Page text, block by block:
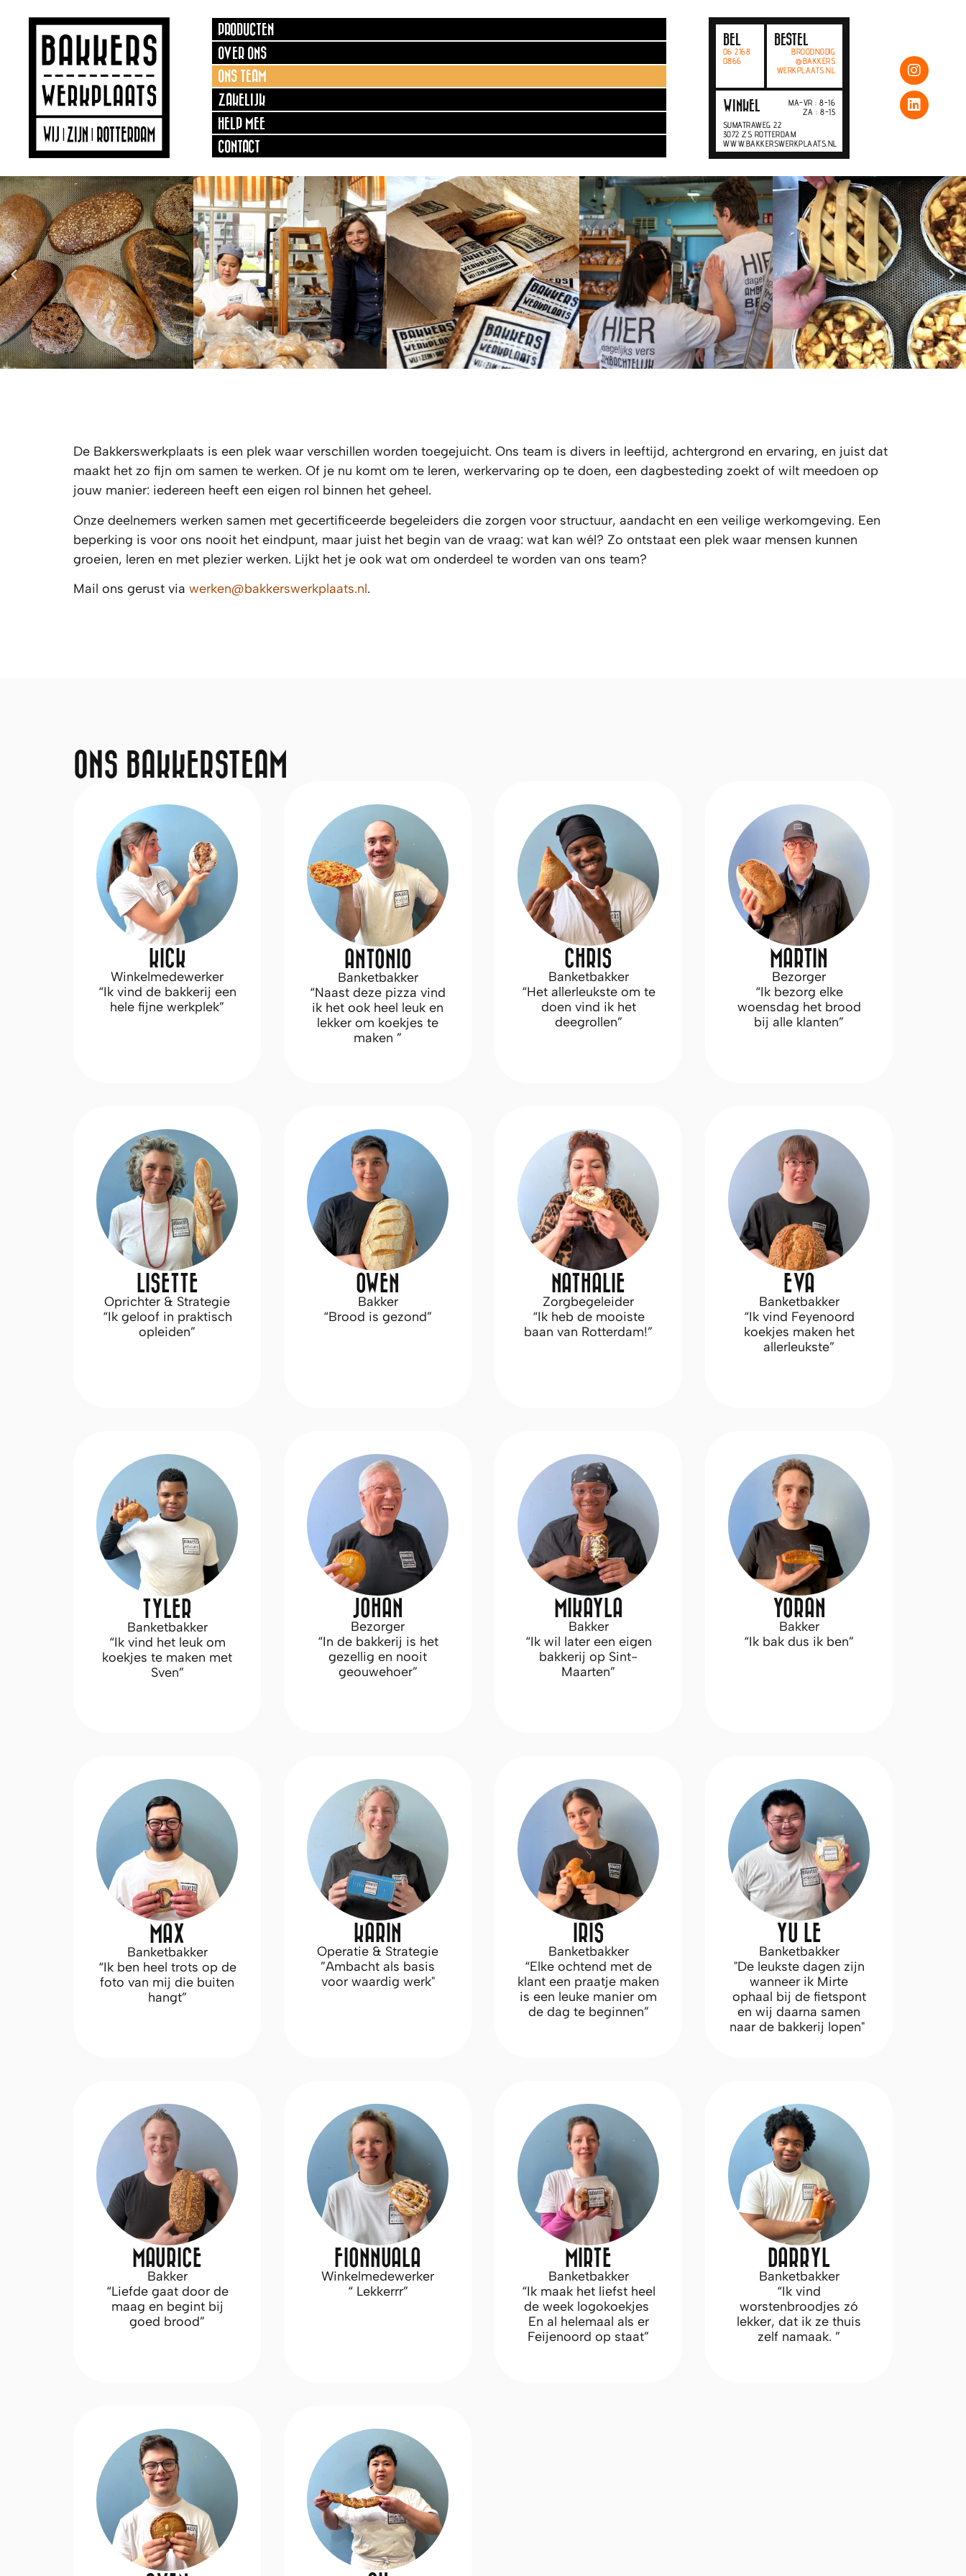
PRODUCTEN
OVER ONS
ONS TEAM
ZAKELIJK
HELP MEE
CONTACT
BEL
06 2168
0866
BESTEL
BROODNODIG
@BAKKERS
WERKPLAATS.NL
WINKEL
MA-VR : 8-16
ZA : 8-15
SUMATRAWEG 22
3072 ZS ROTTERDAM
WWW.BAKKERSWERKPLAATS.NL
De Bakkerswerkplaats is een plek waar verschillen worden toegejuicht. Ons team is divers in leeftijd, achtergrond en ervaring, en juist dat
maakt het zo fijn om samen te werken. Of je nu komt om te leren, werkervaring op te doen, een dagbesteding zoekt of wilt meedoen op
jouw manier: iedereen heeft een eigen rol binnen het geheel.
Onze deelnemers werken samen met gecertificeerde begeleiders die zorgen voor structuur, aandacht en een veilige werkomgeving. Een
beperking is voor ons nooit het eindpunt, maar juist het begin van de vraag: wat kan wél? Zo ontstaat een plek waar mensen kunnen
groeien, leren en met plezier werken. Lijkt het je ook wat om onderdeel te worden van ons team?
Mail ons gerust via werken@bakkerswerkplaats.nl.
ONS BAKKERSTEAM
KICK
Winkelmedewerker
“Ik vind de bakkerij een
hele fijne werkplek”
ANTONIO
Banketbakker
“Naast deze pizza vind
ik het ook heel leuk en
lekker om koekjes te
maken ”
CHRIS
Banketbakker
“Het allerleukste om te
doen vind ik het
deegrollen”
MARTIN
Bezorger
“Ik bezorg elke
woensdag het brood
bij alle klanten”
LISETTE
Oprichter & Strategie
“Ik geloof in praktisch
opleiden”
OWEN
Bakker
“Brood is gezond”
NATHALIE
Zorgbegeleider
“Ik heb de mooiste
baan van Rotterdam!”
EVA
Banketbakker
“Ik vind Feyenoord
koekjes maken het
allerleukste”
TYLER
Banketbakker
“Ik vind het leuk om
koekjes te maken met
Sven”
JOHAN
Bezorger
“In de bakkerij is het
gezellig en nooit
geouwehoer”
MIKAYLA
Bakker
“Ik wil later een eigen
bakkerij op Sint-
Maarten”
YORAN
Bakker
“Ik bak dus ik ben”
MAX
Banketbakker
“Ik ben heel trots op de
foto van mij die buiten
hangt”
KARIN
Operatie & Strategie
”Ambacht als basis
voor waardig werk"
IRIS
Banketbakker
“Elke ochtend met de
klant een praatje maken
is een leuke manier om
de dag te beginnen”
YU LE
Banketbakker
"De leukste dagen zijn
wanneer ik Mirte
ophaal bij de fietspont
en wij daarna samen
naar de bakkerij lopen"
MAURICE
Bakker
“Liefde gaat door de
maag en begint bij
goed brood”
FIONNUALA
Winkelmedewerker
“ Lekkerrr”
MIRTE
Banketbakker
“Ik maak het liefst heel
de week logokoekjes
En al helemaal als er
Feijenoord op staat”
DARRYL
Banketbakker
“Ik vind
worstenbroodjes zó
lekker, dat ik ze thuis
zelf namaak. ”